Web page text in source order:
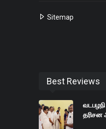
Sitemap
Best Reviews
தரிசன